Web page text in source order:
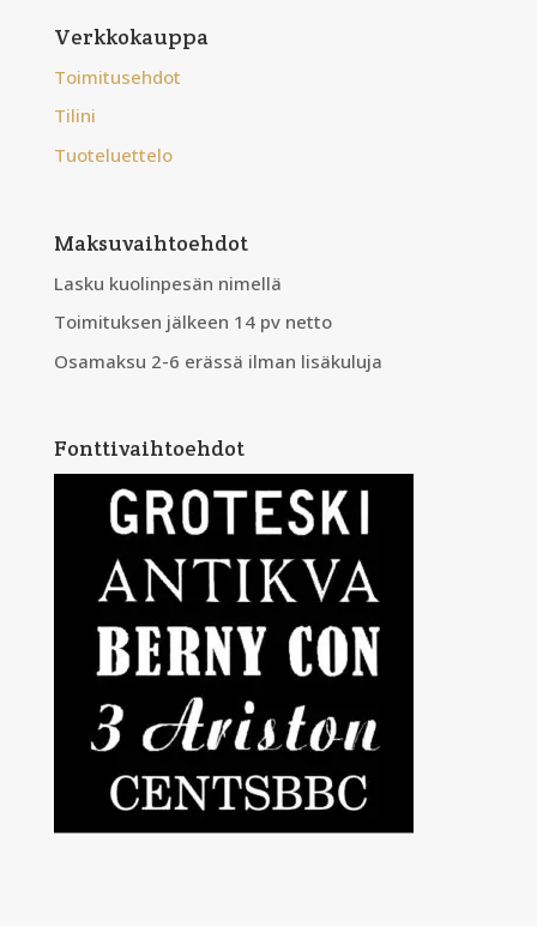
Verkkokauppa
Toimitusehdot
Tilini
Tuoteluettelo
Maksuvaihtoehdot
Lasku kuolinpesän nimellä
Toimituksen jälkeen 14 pv netto
Osamaksu 2-6 erässä ilman lisäkuluja
Fonttivaihtoehdot